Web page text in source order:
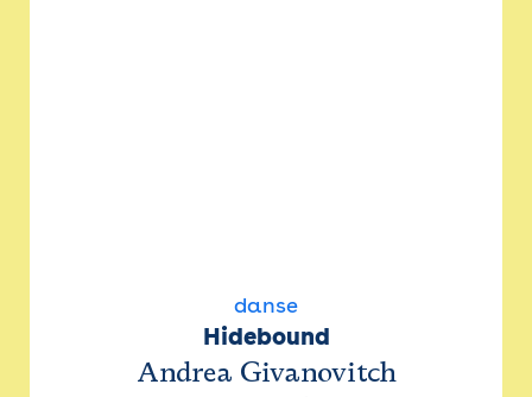
danse
Hidebound
Andrea Givanovitch